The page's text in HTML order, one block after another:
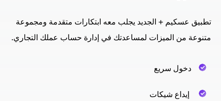
تطبيق عسكيم + الجديد يجلب معه ابتكارات متقدمة ومجموعة
متنوعة من الميزات لمساعدتك في إدارة حساب عملك التجاري.
دخول سريع
إيداع شيكات